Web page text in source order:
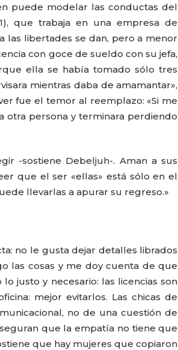
puede modelar las conductas del
que trabaja en una empresa de
las libertades se dan, pero a menor
con goce de sueldo con su jefa,
ella se había tomado sólo tres
mientras daba de amamantar»,
fue el temor al reemplazo: «Si me
otra persona y terminara perdiendo
-sostiene Debeljuh-. Aman a sus
que el ser «ellas» está sólo en el
llevarlas a apurar su regreso.»
no le gusta dejar detalles librados
las cosas y me doy cuenta de que
justo y necesario: las licencias son
mejor evitarlos. Las chicas de
no de una cuestión de
que la empatía no tiene que
que hay mujeres que copiaron